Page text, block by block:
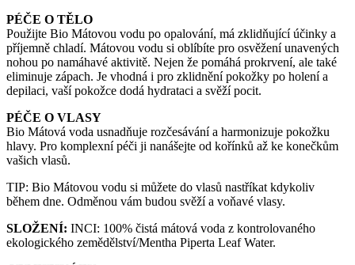
PÉČE O TĚLO
Použijte Bio Mátovou vodu po opalování, má zklidňující účinky a
příjemně chladí. Mátovou vodu si oblíbíte pro osvěžení unavených
nohou po namáhavé aktivitě. Nejen že pomáhá prokrvení, ale také
eliminuje zápach. Je vhodná i pro zklidnění pokožky po holení a
depilaci, vaší pokožce dodá hydrataci a svěží pocit.
PÉČE O VLASY
Bio Mátová voda usnadňuje rozčesávání a harmonizuje pokožku
hlavy. Pro komplexní péči ji nanášejte od kořínků až ke konečkům
vašich vlasů.
TIP: Bio Mátovou vodu si můžete do vlasů nastříkat kdykoliv
během dne. Odměnou vám budou svěží a voňavé vlasy.
SLOŽENÍ: INCI: 100% čistá mátová voda z kontrolovaného
ekologického zemědělství/Mentha Piperta Leaf Water.